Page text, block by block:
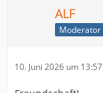
ALF
Moderator
10. Juni 2026 um 13:57